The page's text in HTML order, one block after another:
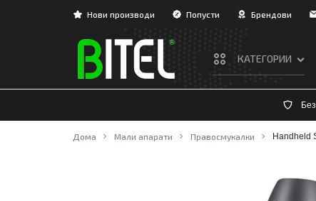
Нови производи Попусти Брендови
КАТЕГОРИИ
ТВ/АУДИО/ВИДЕО
Дома Мали апарати Правосмукалки Handheld